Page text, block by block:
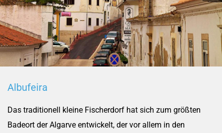
Albufeira
Das traditionell kleine Fischerdorf hat sich zum größten
Badeort der Algarve entwickelt, der vor allem in den